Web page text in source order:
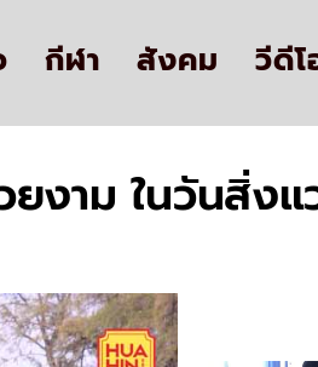
กีฬา สังคม วีดีโ
ยงาม ในวันสิ่ง